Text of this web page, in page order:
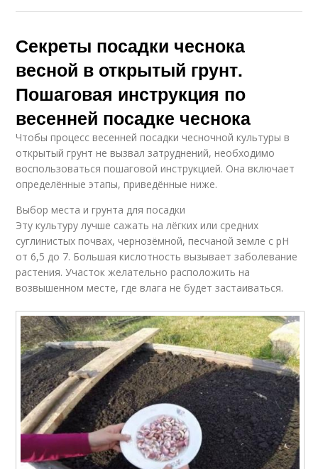
Секреты посадки чеснока
весной в открытый грунт.
Пошаговая инструкция по
весенней посадке чеснока
Чтобы процесс весенней посадки чесночной культуры в
открытый грунт не вызвал затруднений, необходимо
воспользоваться пошаговой инструкцией. Она включает
определённые этапы, приведённые ниже.
Выбор места и грунта для посадки
Эту культуру лучше сажать на лёгких или средних
суглинистых почвах, чернозёмной, песчаной земле с pH
от 6,5 до 7. Большая кислотность вызывает заболевание
растения. Участок желательно расположить на
возвышенном месте, где влага не будет застаиваться.